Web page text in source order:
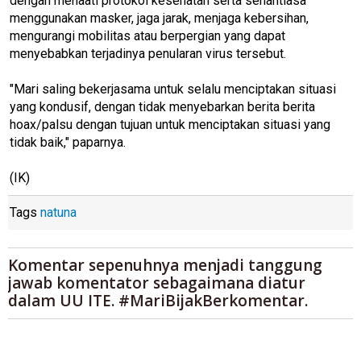
menggunakan masker, jaga jarak, menjaga kebersihan,
mengurangi mobilitas atau berpergian yang dapat
menyebabkan terjadinya penularan virus tersebut.
"Mari saling bekerjasama untuk selalu menciptakan situasi
yang kondusif, dengan tidak menyebarkan berita berita
hoax/palsu dengan tujuan untuk menciptakan situasi yang
tidak baik," paparnya.
(IK)
Tags natuna
Komentar sepenuhnya menjadi tanggung
jawab komentator sebagaimana diatur
dalam UU ITE. #MariBijakBerkomentar.